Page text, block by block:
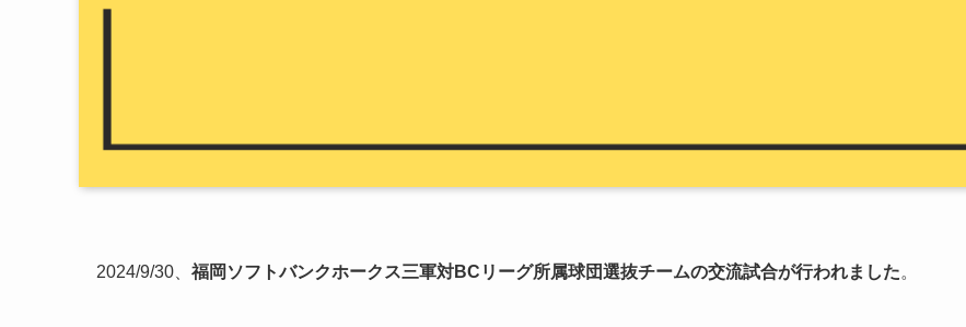
2024/9/30、 福岡ソフトバンクホークス三軍対BCリーグ所属球団選抜チームの交流試合が行われました。